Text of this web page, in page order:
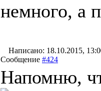
немного, а
Написано: 18.10.2015,
Сообщение #424
Напомню,